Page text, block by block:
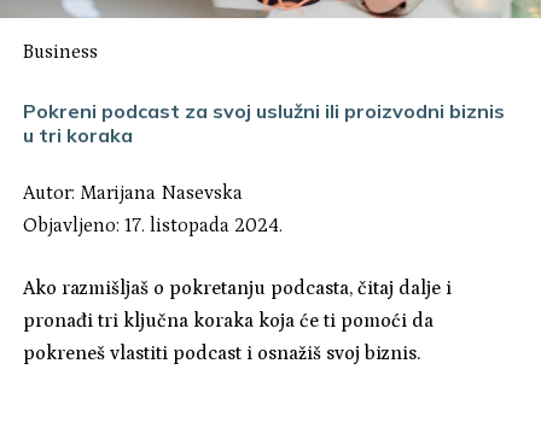
Business
Pokreni podcast za svoj uslužni ili proizvodni biznis
u tri koraka
Autor: Marijana Nasevska
Objavljeno: 17. listopada 2024.
Ako razmišljaš o pokretanju podcasta, čitaj dalje i
pronađi tri ključna koraka koja će ti pomoći da
pokreneš vlastiti podcast i osnažiš svoj biznis.